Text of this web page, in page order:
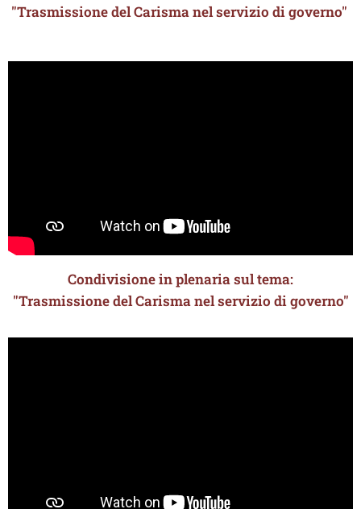
"Trasmissione del Carisma nel servizio di governo"
Condivisione in plenaria sul tema:
"Trasmissione del Carisma nel servizio di governo"